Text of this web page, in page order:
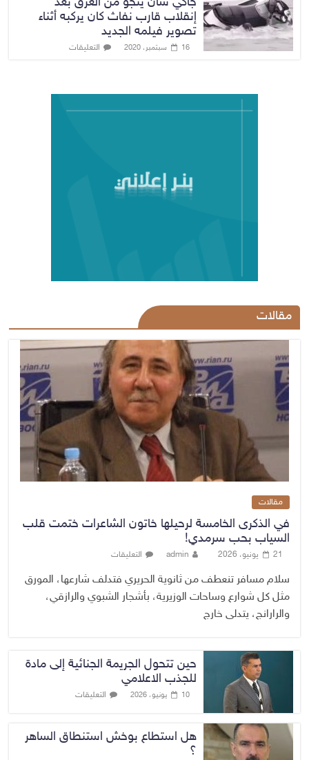
إنقلاب قارب نفاث كان يركبه أثناء
تصوير فيلمه الجديد
16 سبتمبر، 2020 التعليقات
مقالات
مقالات
في الذكرى الخامسة لرحيلها خاتون الشاعرات ختمت قلب
السياب بحب سرمدي!
21 يونيو، 2026 admin التعليقات
سلام مسافر تنعطف من ثانوية الحريري فتدلف شارعها، المورق
مثل كل شوارع وساحات الوزيرية، بأشجار الشبوي والرازقي،
والرارانج، يتدلى خارج
حين تتحول الجريمة الجنائية إلى مادة
للجذب الاعلامي
10 يونيو، 2026 التعليقات
هل استطاع بوخش استنطاق الساهر
؟